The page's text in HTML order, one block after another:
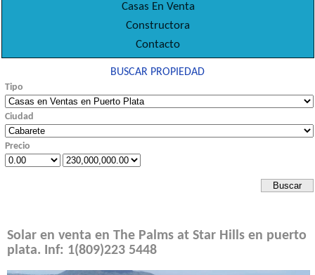
Casas En Venta
Constructora
Contacto
BUSCAR PROPIEDAD
Tipo
Ciudad
Precio
Solar en venta en The Palms at Star Hills en puerto
plata. Inf: 1(809)223 5448